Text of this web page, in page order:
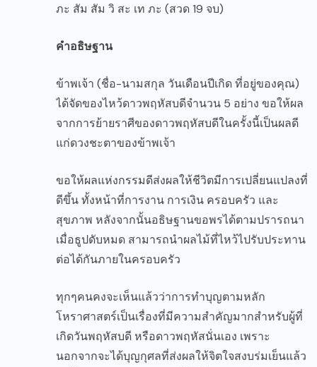
ภะ สัม สัม วิ สะ เท ภะ (สวด 19 จบ)
คำอธิษฐาน
ข้าพเจ้า (ชื่อ-นามสกุล วันเดือนปีเกิด ที่อยู่ของคุณ)
ได้จัดของไหว้ดาวพฤหัสบดีจำนวน 5 อย่าง ขอให้ผล
จากการย้ายราศีของดาวพฤหัสบดีในครั้งนี้เป็นผลดี
แก่ดวงชะตาของข้าพเจ้า
ขอให้ผลแห่งกรรมดีส่งผลให้ชีวิตมีการเปลี่ยนแปลงที่
ดีขึ้น ทั้งหน้าที่การงาน การเงิน ครอบครัว และ
สุขภาพ หลังจากนั้นอธิษฐานขอพรได้ตามปรารถนา
เมื่อธูปดับหมด สามารถนำผลไม้ที่ไหว้ไปรับประทาน
ต่อได้กันภายในครอบครัว
ทุกๆคนคงจะเห็นแล้วว่าการทำบุญตามหลัก
โหราศาสตร์เป็นเรื่องที่มีความสำคัญมากสำหรับผู้ที่
เกิดวันพฤหัสบดี หรือดาวพฤหัสนั่นเอง เพราะ
นอกจากจะได้บุญกุศลที่ส่งผลให้จิตใจสงบร่มเย็นแล้ว